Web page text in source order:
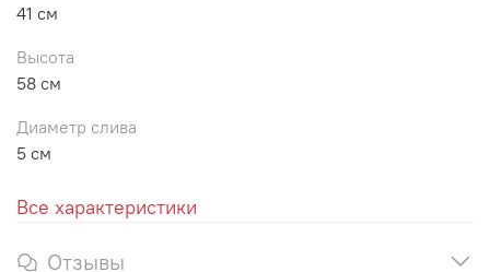
41 см
Высота
58 см
Диаметр слива
5 см
Все характеристики
Отзывы